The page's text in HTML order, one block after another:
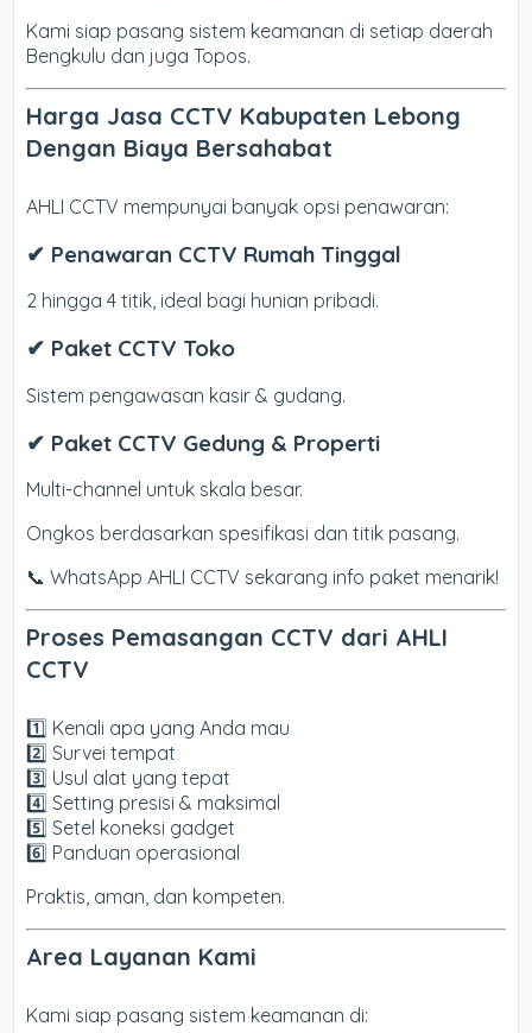
Kami siap pasang sistem keamanan di setiap daerah
Bengkulu dan juga Topos.
Harga Jasa CCTV Kabupaten Lebong
Dengan Biaya Bersahabat
AHLI CCTV mempunyai banyak opsi penawaran:
✔ Penawaran CCTV Rumah Tinggal
2 hingga 4 titik, ideal bagi hunian pribadi.
✔ Paket CCTV Toko
Sistem pengawasan kasir & gudang.
✔ Paket CCTV Gedung & Properti
Multi-channel untuk skala besar.
Ongkos berdasarkan spesifikasi dan titik pasang.
📞 WhatsApp AHLI CCTV sekarang info paket menarik!
Proses Pemasangan CCTV dari AHLI
CCTV
1️⃣ Kenali apa yang Anda mau
2️⃣ Survei tempat
3️⃣ Usul alat yang tepat
4️⃣ Setting presisi & maksimal
5️⃣ Setel koneksi gadget
6️⃣ Panduan operasional
Praktis, aman, dan kompeten.
Area Layanan Kami
Kami siap pasang sistem keamanan di: